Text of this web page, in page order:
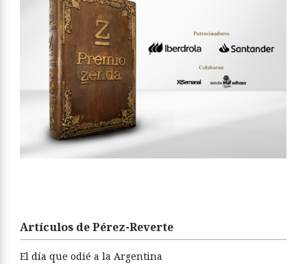
Artículos de Pérez-Reverte
El día que odié a la Argentina